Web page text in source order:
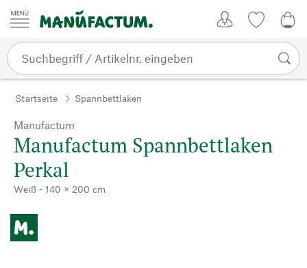
Zum Inhalt springen
Startseite Spannbettlaken
Manufactum
Manufactum Spannbettlaken
Perkal
Weiß - 140 × 200 cm